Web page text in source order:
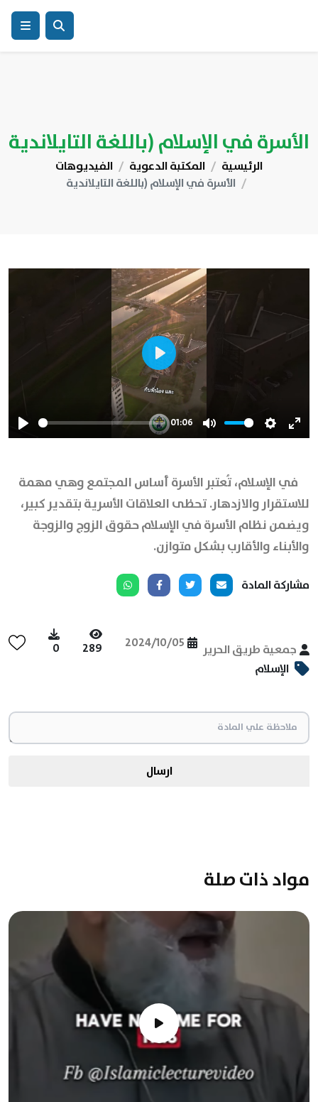
الأسرة في الإسلام (باللغة التايلاندية
الرئيسية المكتبة الدعوية
الفيديوهات
الأسرة في الإسلام (باللغة التايلاندية
Play
01:06
Mute Settings
Play
في الإسلام، تُعتبر الأسرة أساس المجتمع وهي مهمة
للاستقرار والازدهار. تحظى العلاقات الأسرية بتقدير كبير،
ويضمن نظام الأسرة في الإسلام حقوق الزوج والزوجة
والأبناء والأقارب بشكل متوازن.
مشاركة المادة
جمعية طريق الحرير 2024/10/05
289
0
الإسلام
ارسال
مواد ذات صلة